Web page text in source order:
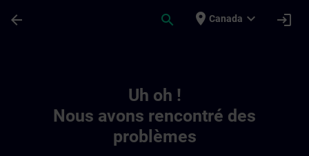
arrow_back search place Canada expand_more login
Uh oh !
Nous avons rencontré des
problèmes